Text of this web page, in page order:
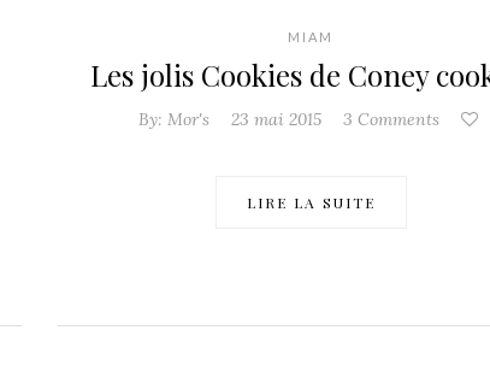
MIAM
Les jolis Cookies de Coney
By: Mor's 23 mai 2015 3 Comments
LIRE LA SUITE